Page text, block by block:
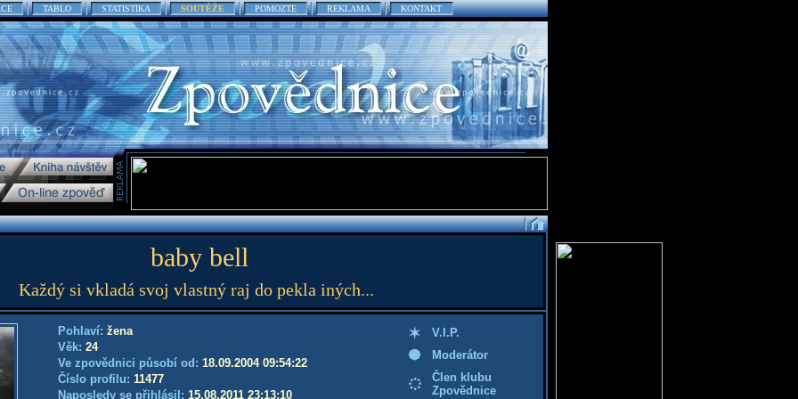
TABLO STATISTIKA SOUTĚŽE POMOZTE REKLAMA KONTAKT
baby bell
Každý si vkladá svoj vlastný raj do pekla iných...
Pohlaví: žena
Věk: 24
Ve zpovědnici působí od: 18.09.2004 09:54:22
Číslo profilu: 11477
Naposledy se přihlásil: 15.08.2011 23:13:10
V.I.P.
Moderátor
Člen klubu
Zpovědnice